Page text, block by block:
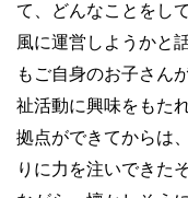
て、どんなことをし
風に運営しようかと
もご自身のお子さん
祉活動に興味をもた
拠点ができてからは
りに力を注いできた